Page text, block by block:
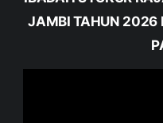
JAMBI TAHUN 2026